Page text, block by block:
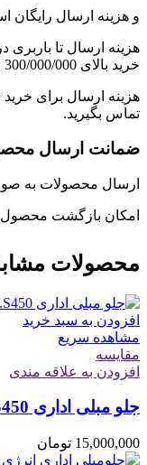
و هزینه ارسال رایگان
هزینه ارسال تا باربری
خرید بالای 300/000/000 ریال ) رایگان است.
تماس بگیرید.
ضمانت ارسال
ارسال محصولات به
امکان بازگشت
محصولات
افزودن به سبد خرید
مشاهده سریع
مقایسه
افزودن به علاقه مندی
جلو مبلی اداری T.S450
15,000,000 تومان